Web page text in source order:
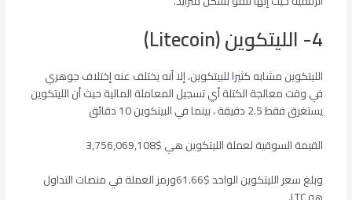
4- الليتكوين (Litecoin)
الليتكوين مشابه كثيرا للبيتكوين، إلا أنه يختلف عنه إختلاف جوهري
في وقت معالجة الكتلة أي تسجيل المعاملة المالية حيث أن الليتكوين
يستغرق فقط 2.5 دقيقة ، بينما في البيتكوين 10 دقائق
القيمة السوقية لعملة الليتكوين هي $3,756,069,108
وبلغ سعر الليتكوين الواحد $61.66ورمز العملة في منصات التداول